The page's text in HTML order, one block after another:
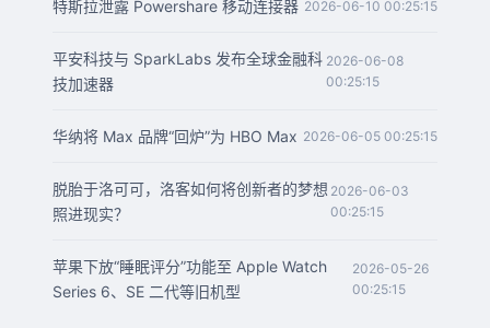
特斯拉泄露 Powershare 移动连接器 2026-06-10 00:25:15
平安科技与 SparkLabs 发布全球金融科
技加速器
2026-06-08
00:25:15
华纳将 Max 品牌“回炉”为 HBO Max 2026-06-05 00:25:15
脱胎于洛可可，洛客如何将创新者的梦想
照进现实？
2026-06-03
00:25:15
苹果下放“睡眠评分”功能至 Apple Watch
Series 6、SE 二代等旧机型
2026-05-26
00:25:15